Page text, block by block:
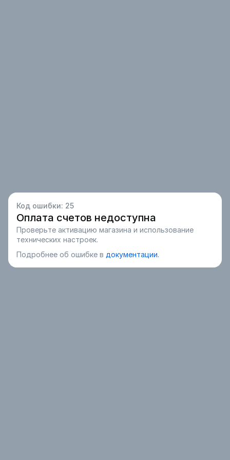
Код ошибки: 25
Оплата счетов недоступна
Проверьте активацию магазина и использование
технических настроек.
Подробнее об ошибке в документации.